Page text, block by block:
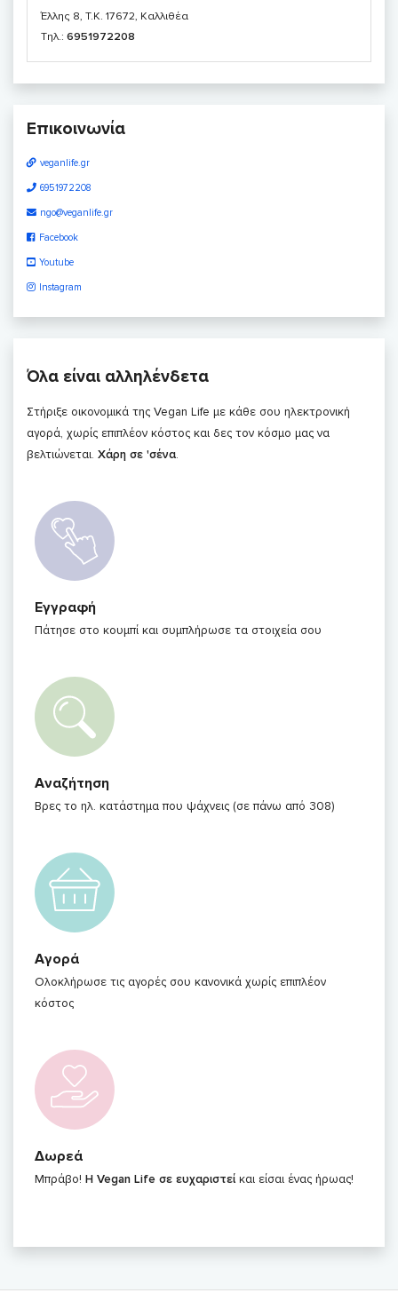
Έλλης 8, T.K. 17672, Καλλιθέα
Τηλ.: 6951972208
Επικοινωνία
veganlife.gr
6951972208
ngo@veganlife.gr
Facebook
Youtube
Instagram
Όλα είναι αλληλένδετα
Στήριξε οικονομικά της Vegan Life με κάθε σου ηλεκτρονική
αγορά, χωρίς επιπλέον κόστος και δες τον κόσμο μας να
βελτιώνεται. Χάρη σε 'σένα.
Εγγραφή
Πάτησε στο κουμπί και συμπλήρωσε τα στοιχεία σου
Αναζήτηση
Βρες το ηλ. κατάστημα που ψάχνεις (σε πάνω από 308)
Αγορά
Ολοκλήρωσε τις αγορές σου κανονικά χωρίς επιπλέον
κόστος
Δωρεά
Μπράβο! Η Vegan Life σε ευχαριστεί και είσαι ένας ήρωας!